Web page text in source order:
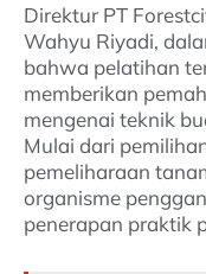
Direktur PT
Wahyu Riyadi,
bahwa pelatihan
memberikan
mengenai teknik
Mulai dari
pemeliharaan
organisme
penerapan praktik